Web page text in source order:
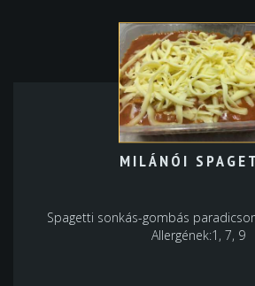
MILÁNÓI
Spagetti sonkás-gombás
Allergének:1, 7, 9